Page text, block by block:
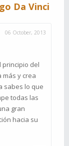
Da Vinci
06 October, 2013
principio del
más y crea
sabes lo que
todas las
gran
hacia su